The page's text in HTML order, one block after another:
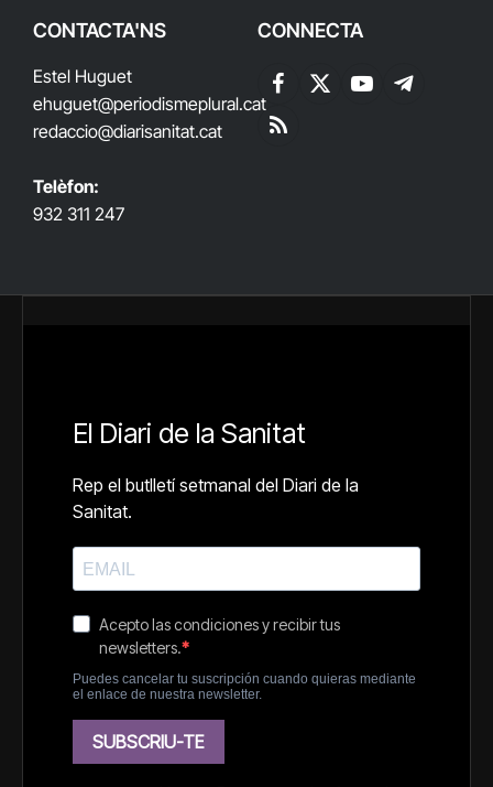
CONTACTA'NS
Estel Huguet
ehuguet@periodismeplural.cat
redaccio@diarisanitat.cat
Telèfon:
932 311 247
CONNECTA
Facebook
X
YouTubeTelegram
RSS